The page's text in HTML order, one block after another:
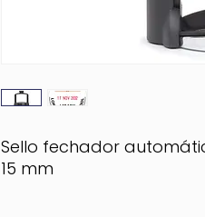
Sello fechador
15 mm